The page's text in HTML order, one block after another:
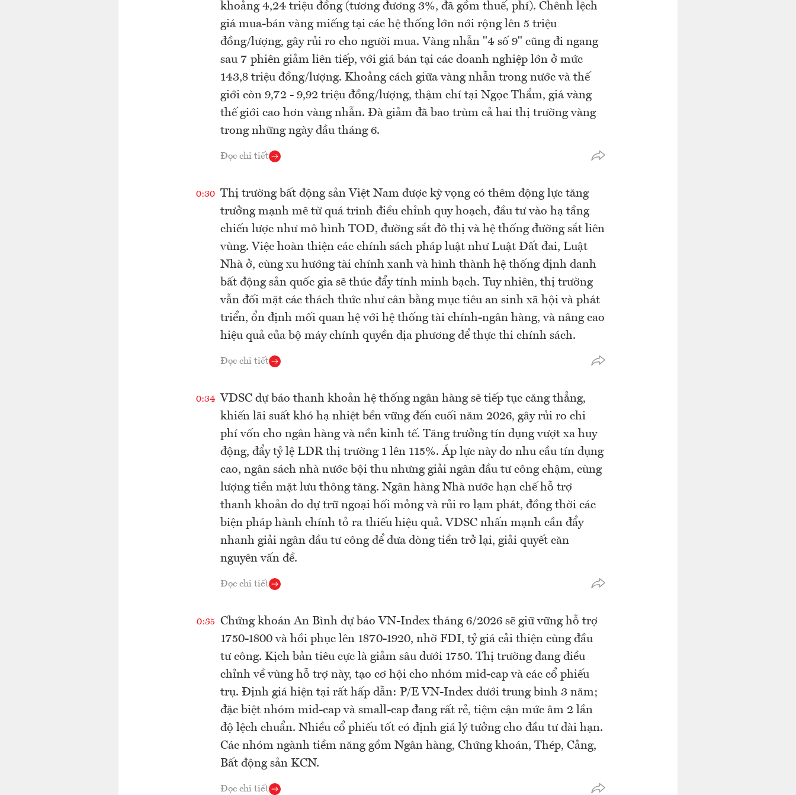
khoảng 4,24 triệu đồng (tương đương 3%, đã gồm thuế, phí). Chênh lệch
giá mua-bán vàng miếng tại các hệ thống lớn nới rộng lên 5 triệu
đồng/lượng, gây rủi ro cho người mua. Vàng nhẫn "4 số 9" cũng đi ngang
sau 7 phiên giảm liên tiếp, với giá bán tại các doanh nghiệp lớn ở mức
143,8 triệu đồng/lượng. Khoảng cách giữa vàng nhẫn trong nước và thế
giới còn 9,72 - 9,92 triệu đồng/lượng, thậm chí tại Ngọc Thẩm, giá vàng
thế giới cao hơn vàng nhẫn. Đà giảm đã bao trùm cả hai thị trường vàng
trong những ngày đầu tháng 6.
Đọc chi tiết
0:30 Thị trường bất động sản Việt Nam được kỳ vọng có thêm động lực tăng
trưởng mạnh mẽ từ quá trình điều chỉnh quy hoạch, đầu tư vào hạ tầng
chiến lược như mô hình TOD, đường sắt đô thị và hệ thống đường sắt liên
vùng. Việc hoàn thiện các chính sách pháp luật như Luật Đất đai, Luật
Nhà ở, cùng xu hướng tài chính xanh và hình thành hệ thống định danh
bất động sản quốc gia sẽ thúc đẩy tính minh bạch. Tuy nhiên, thị trường
vẫn đối mặt các thách thức như cân bằng mục tiêu an sinh xã hội và phát
triển, ổn định mối quan hệ với hệ thống tài chính-ngân hàng, và nâng cao
hiệu quả của bộ máy chính quyền địa phương để thực thi chính sách.
Đọc chi tiết
0:34
VDSC dự báo thanh khoản hệ thống ngân hàng sẽ tiếp tục căng thẳng,
khiến lãi suất khó hạ nhiệt bền vững đến cuối năm 2026, gây rủi ro chi
phí vốn cho ngân hàng và nền kinh tế. Tăng trưởng tín dụng vượt xa huy
động, đẩy tỷ lệ LDR thị trường 1 lên 115%. Áp lực này do nhu cầu tín dụng
cao, ngân sách nhà nước bội thu nhưng giải ngân đầu tư công chậm, cùng
lượng tiền mặt lưu thông tăng. Ngân hàng Nhà nước hạn chế hỗ trợ
thanh khoản do dự trữ ngoại hối mỏng và rủi ro lạm phát, đồng thời các
biện pháp hành chính tỏ ra thiếu hiệu quả. VDSC nhấn mạnh cần đẩy
nhanh giải ngân đầu tư công để đưa dòng tiền trở lại, giải quyết căn
nguyên vấn đề.
Đọc chi tiết
0:35
Chứng khoán An Bình dự báo VN-Index tháng 6/2026 sẽ giữ vững hỗ trợ
1750-1800 và hồi phục lên 1870-1920, nhờ FDI, tỷ giá cải thiện cùng đầu
tư công. Kịch bản tiêu cực là giảm sâu dưới 1750. Thị trường đang điều
chỉnh về vùng hỗ trợ này, tạo cơ hội cho nhóm mid-cap và các cổ phiếu
trụ. Định giá hiện tại rất hấp dẫn: P/E VN-Index dưới trung bình 3 năm;
đặc biệt nhóm mid-cap và small-cap đang rất rẻ, tiệm cận mức âm 2 lần
độ lệch chuẩn. Nhiều cổ phiếu tốt có định giá lý tưởng cho đầu tư dài hạn.
Các nhóm ngành tiềm năng gồm Ngân hàng, Chứng khoán, Thép, Cảng,
Bất động sản KCN.
Đọc chi tiết